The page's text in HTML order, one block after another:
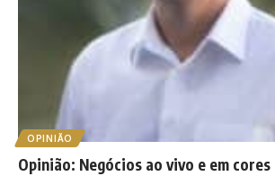
OPINIÃO
Opinião: Negócios ao vivo e em cores